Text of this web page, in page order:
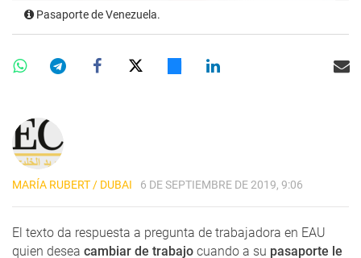
Pasaporte de Venezuela.
MARÍA RUBERT / DUBAI 6 DE SEPTIEMBRE DE 2019, 9:06
El texto da respuesta a pregunta de trabajadora en EAU
quien desea cambiar de trabajo cuando a su pasaporte le